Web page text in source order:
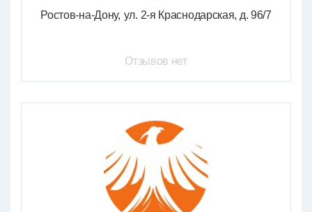
Ростов-на-Дону ул. 2-я Краснодарская, д. 96/7
Отзывов нет